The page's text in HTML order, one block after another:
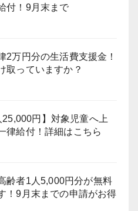
付！9月末まで
2万円分の生活費支援金！
取っていますか？
25,000円】対象児童へ上
律給付！詳細はこちら
齢者1人5,000円分が無料
！9月末までの申請がお得